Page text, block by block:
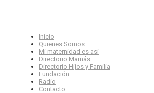
Inicio
Quienes Somos
Mi maternidad es así
Directorio Mamás
Directorio Hijos y Familia
Fundación
Radio
Contacto